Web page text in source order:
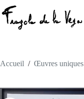
Passer
au
contenu
Accueil / Œuvres uniques